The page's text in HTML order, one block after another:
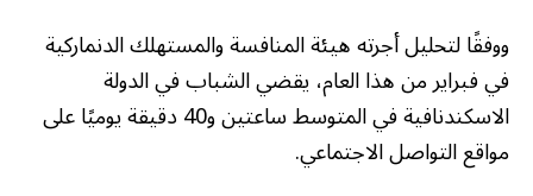
ووفقًا لتحليل أجرته هيئة المنافسة والمستهلك الدنماركية
في فبراير من هذا العام، يقضي الشباب في الدولة
الاسكندنافية في المتوسط ساعتين و40 دقيقة يوميًا على
مواقع التواصل الاجتماعي.